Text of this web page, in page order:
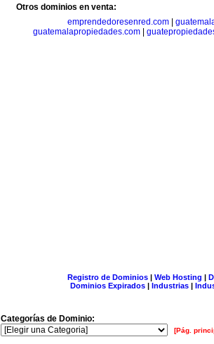
Otros dominios en venta:
emprendedoresenred.com|
guatemalapropiedades.com|
Registro de Dominios| Web Hosting |
Dominios Expirados | Industrias |
Categorías de Dominio:
[Pág.